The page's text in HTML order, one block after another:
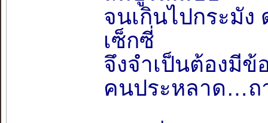
จนเกินไปกระมัง
เซ็กซี่
จึงจำเป็นต้องมี
คนประหลาด…ถ